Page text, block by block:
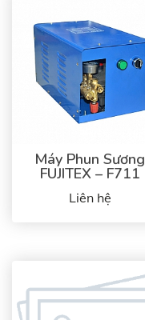
Máy Phun Sương
FUJITEX – F711
Liên hệ